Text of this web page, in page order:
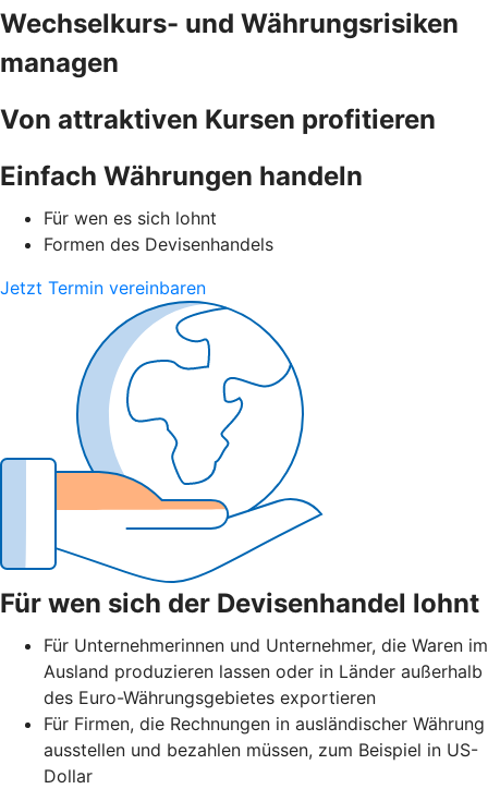
Wechselkurs- und Währungsrisiken
managen
Von attraktiven Kursen profitieren
Einfach Währungen handeln
Für wen es sich lohnt
Formen des Devisenhandels
Jetzt Termin vereinbaren
Für wen sich der Devisenhandel lohnt
Für Unternehmerinnen und Unternehmer, die Waren im
Ausland produzieren lassen oder in Länder außerhalb
des Euro-Währungsgebietes exportieren
Für Firmen, die Rechnungen in ausländischer Währung
ausstellen und bezahlen müssen, zum Beispiel in US-
Dollar